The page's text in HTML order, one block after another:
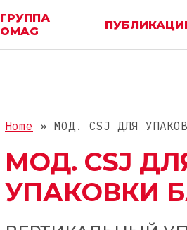
ГРУППА
OMAG
Home » МОД. CSJ ДЛЯ
МОД. CSJ
УПАКОВКИ